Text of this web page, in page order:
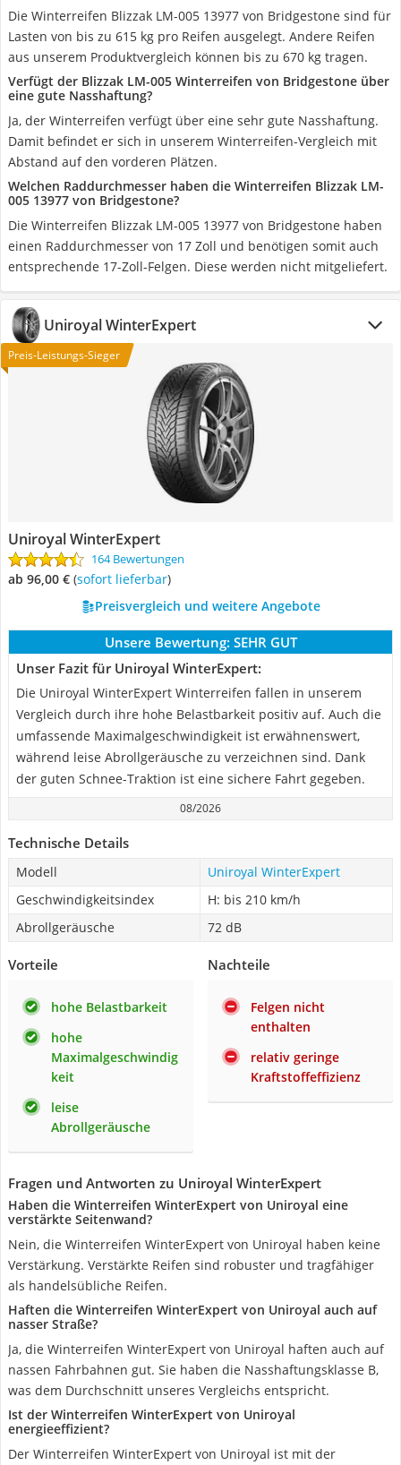
Die Winterreifen Blizzak LM-005 13977 von Bridgestone sind für
Lasten von bis zu 615 kg pro Reifen ausgelegt. Andere Reifen
aus unserem Produktvergleich können bis zu 670 kg tragen.
Verfügt der Blizzak LM-005 Winterreifen von Bridgestone über
eine gute Nasshaftung?
Ja, der Winterreifen verfügt über eine sehr gute Nasshaftung.
Damit befindet er sich in unserem Winterreifen-Vergleich mit
Abstand auf den vorderen Plätzen.
Welchen Raddurchmesser haben die Winterreifen Blizzak LM-
005 13977 von Bridgestone?
Die Winterreifen Blizzak LM-005 13977 von Bridgestone haben
einen Raddurchmesser von 17 Zoll und benötigen somit auch
entsprechende 17-Zoll-Felgen. Diese werden nicht mitgeliefert.
Uniroyal WinterExpert
Preis-Leistungs-Sieger
Uniroyal WinterExpert
164 Bewertungen
ab 96,00 € ( Sofort lieferbar)
Preisvergleich und weitere Angebote
Unsere Bewertung: SEHR GUT
Unser Fazit für Uniroyal WinterExpert:
Die Uniroyal WinterExpert Winterreifen fallen in unserem
Vergleich durch ihre hohe Belastbarkeit positiv auf. Auch die
umfassende Maximalgeschwindigkeit ist erwähnenswert,
während leise Abrollgeräusche zu verzeichnen sind. Dank
der guten Schnee-Traktion ist eine sichere Fahrt gegeben.
08/2026
Technische Details
Modell
Uniroyal WinterExpert
Geschwindigkeitsindex
H: bis 210 km/h
Abrollgeräusche
72 dB
Vorteile
hohe Belastbarkeit
hohe
Maximalgeschwindig
keit
leise
Abrollgeräusche
Nachteile
Felgen nicht
enthalten
relativ geringe
Kraftstoffeffizienz
Fragen und Antworten zu Uniroyal WinterExpert
Haben die Winterreifen WinterExpert von Uniroyal eine
verstärkte Seitenwand?
Nein, die Winterreifen WinterExpert von Uniroyal haben keine
Verstärkung. Verstärkte Reifen sind robuster und tragfähiger
als handelsübliche Reifen.
Haften die Winterreifen WinterExpert von Uniroyal auch auf
nasser Straße?
Ja, die Winterreifen WinterExpert von Uniroyal haften auch auf
nassen Fahrbahnen gut. Sie haben die Nasshaftungsklasse B,
was dem Durchschnitt unseres Vergleichs entspricht.
Ist der Winterreifen WinterExpert von Uniroyal
energieeffizient?
Der Winterreifen WinterExpert von Uniroyal ist mit der